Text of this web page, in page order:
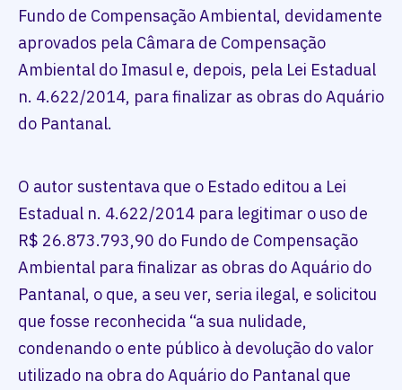
Fundo de Compensação Ambiental, devidamente
aprovados pela Câmara de Compensação
Ambiental do Imasul e, depois, pela Lei Estadual
n. 4.622/2014, para finalizar as obras do Aquário
do Pantanal.
O autor sustentava que o Estado editou a Lei
Estadual n. 4.622/2014 para legitimar o uso de
R$ 26.873.793,90 do Fundo de Compensação
Ambiental para finalizar as obras do Aquário do
Pantanal, o que, a seu ver, seria ilegal, e solicitou
que fosse reconhecida “a sua nulidade,
condenando o ente público à devolução do valor
utilizado na obra do Aquário do Pantanal que